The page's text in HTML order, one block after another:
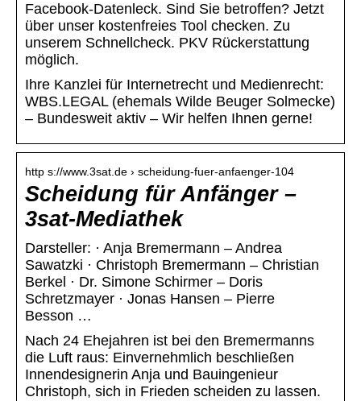
Facebook-Datenleck. Sind Sie betroffen? Jetzt
über unser kostenfreies Tool checken. Zu
unserem Schnellcheck. PKV Rückerstattung
möglich.
Ihre Kanzlei für Internetrecht und Medienrecht:
WBS.LEGAL (ehemals Wilde Beuger Solmecke)
– Bundesweit aktiv – Wir helfen Ihnen gerne!
http s://www.3sat.de › scheidung-fuer-anfaenger-104
Scheidung für Anfänger –
3sat-Mediathek
Darsteller: · Anja Bremermann – Andrea
Sawatzki · Christoph Bremermann – Christian
Berkel · Dr. Simone Schirmer – Doris
Schretzmayer · Jonas Hansen – Pierre
Besson …
Nach 24 Ehejahren ist bei den Bremermanns
die Luft raus: Einvernehmlich beschließen
Innendesignerin Anja und Bauingenieur
Christoph, sich in Frieden scheiden zu lassen.